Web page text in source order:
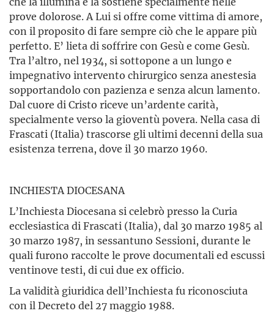
prove dolorose. A Lui si offre come vittima di amore,
con il proposito di fare sempre ciò che le appare più
perfetto. E’ lieta di soffrire con Gesù e come Gesù.
Tra l’altro, nel 1934, si sottopone a un lungo e
impegnativo intervento chirurgico senza anestesia
sopportandolo con pazienza e senza alcun lamento.
Dal cuore di Cristo riceve un’ardente carità,
specialmente verso la gioventù povera. Nella casa di
Frascati (Italia) trascorse gli ultimi decenni della sua
esistenza terrena, dove il 30 marzo 1960.
INCHIESTA DIOCESANA
L’Inchiesta Diocesana si celebrò presso la Curia
ecclesiastica di Frascati (Italia), dal 30 marzo 1985 al
30 marzo 1987, in sessantuno Sessioni, durante le
quali furono raccolte le prove documentali ed escussi
ventinove testi, di cui due ex officio.
La validità giuridica dell’Inchiesta fu riconosciuta
con il Decreto del 27 maggio 1988.